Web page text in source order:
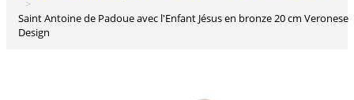
Saint Antoine de Padoue avec l'Enfant Jésus en bronze 20 cm Veronese
Design